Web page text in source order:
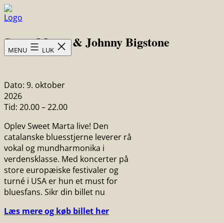
Fortsæt
til
Hotel
MENU LUK
Sweet Marta & Johnny Bigstone
Dato: 9. oktober
2026
Tid: 20.00 – 22.00
Oplev Sweet Marta live! Den
catalanske bluesstjerne leverer rå
vokal og mundharmonika i
verdensklasse. Med koncerter på
store europæiske festivaler og
turné i USA er hun et must for
bluesfans. Sikr din billet nu
Læs mere og køb billet her